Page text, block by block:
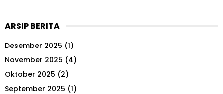
c
f
o
r
ARSIP BERITA
Desember 2025 (1)
November 2025 (4)
Oktober 2025 (2)
September 2025 (1)